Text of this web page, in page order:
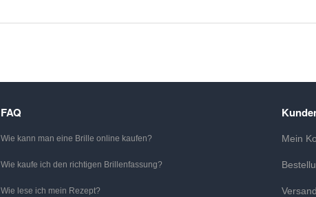
FAQ
Wie kann man eine Brille online kaufen?
Wie kaufe ich den richtigen Brillenfassung?
Wie lese ich mein Rezept?
Mein